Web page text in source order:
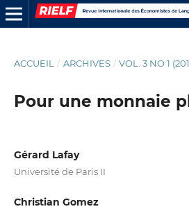
ACCUEIL / ARCHIVES / VOL. 3 NO 1
Pour une monnaie
Gérard Lafay
Université de Paris II
Christian Gomez